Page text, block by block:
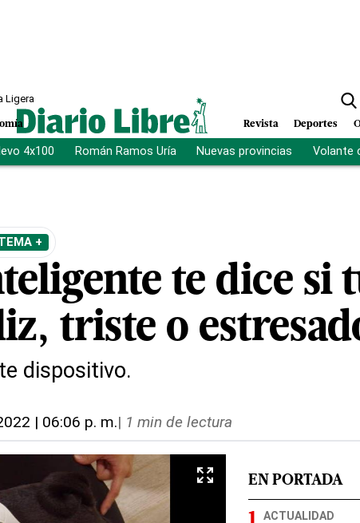
Ligera
Revista Deportes
4x100 Román Ramos Uría Nuevas provincias Volante
+
te dice si
triste o
dispositivo.
| 06:06 p. m.| 1 min de lectura
EN PORTADA
ACTUALIDAD